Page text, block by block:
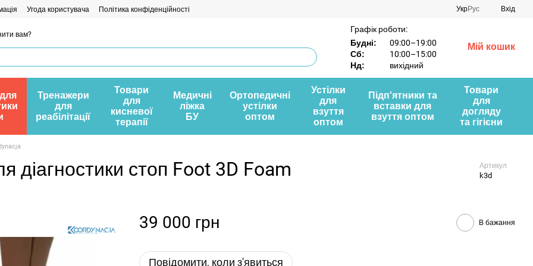
Угода користувача Політика конфіденційності УкрРус Вхід
вам?
Графік роботи:
Будні:
09:00–19:00
Сб:
10:00–15:00
Нд:
вихідний
Мій кошик
Тренажери
для
реабілітації
Товари
для
кисневої
терапії
Медичні
ліжка
БУ
Ортопедичні
устілки
оптом
Устілки
для
взуття
оптом
Підп'ятники та
вставки для
взуття оптом
Товари
для
догляду
та гігієни
діагностики стоп Foot 3D Foam Артикул
k3d
39 000 грн В бажання
Повідомити, коли з'явиться